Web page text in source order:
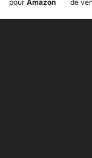
pour Amazon
de